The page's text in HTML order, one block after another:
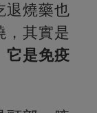
退燒藥也
，其實是
它是免疫